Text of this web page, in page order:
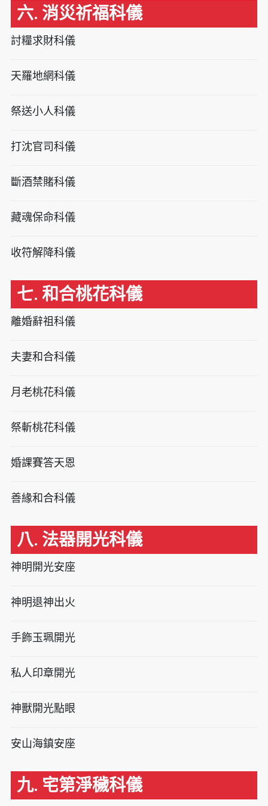
六. 消災祈福科儀
討糧求財科儀
天羅地網科儀
祭送小人科儀
打沈官司科儀
斷酒禁賭科儀
藏魂保命科儀
收符解降科儀
七. 和合桃花科儀
離婚辭祖科儀
夫妻和合科儀
月老桃花科儀
祭斬桃花科儀
婚課賽答天恩
善緣和合科儀
八. 法器開光科儀
神明開光安座
神明退神出火
手飾玉珮開光
私人印章開光
神獸開光點眼
安山海鎮安座
九. 宅第淨穢科儀